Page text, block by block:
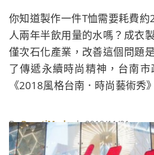
你知道製作一件T恤需要耗費
人兩年半飲用量的水嗎？成衣
僅次石化產業，改善這個問題
了傳遞永續時尚精神，台南
《2018風格台南．時尚藝術秀
被世界看見。
ByBeautiMode| 2018/11/01